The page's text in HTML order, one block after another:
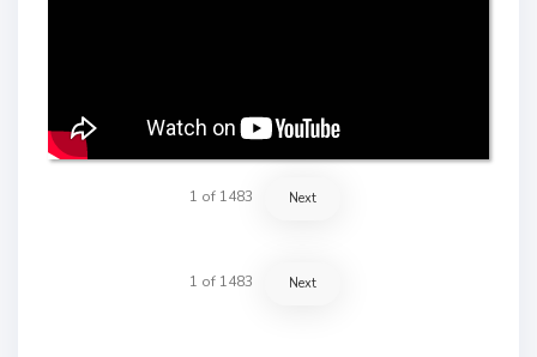
1 of 1483 Next
1 of 1483 Next